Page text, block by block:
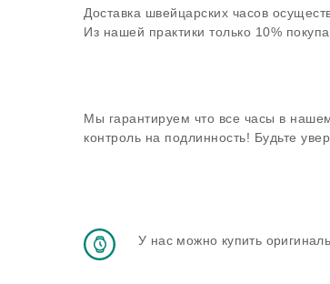
Доставка швейцарских часов
Из нашей практики только 10%
Мы гарантируем что все часы в
контроль на подлинность! Будьте
У нас можно купить